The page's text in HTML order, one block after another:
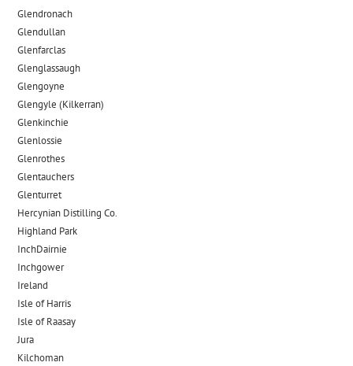
Glendronach
Glendullan
Glenfarclas
Glenglassaugh
Glengoyne
Glengyle (Kilkerran)
Glenkinchie
Glenlossie
Glenrothes
Glentauchers
Glenturret
Hercynian Distilling Co.
Highland Park
InchDairnie
Inchgower
Ireland
Isle of Harris
Isle of Raasay
Jura
Kilchoman